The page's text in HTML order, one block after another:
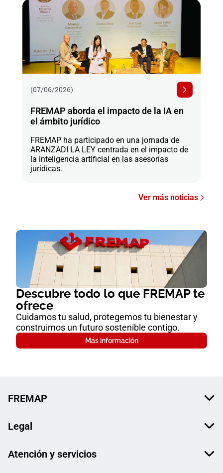
(07/06/2026)
FREMAP aborda el impacto de la IA en
el ámbito jurídico
FREMAP ha participado en una jornada de
ARANZADI LA LEY centrada en el impacto de
la inteligencia artificial en las asesorías
jurídicas.
Ver más noticias
Descubre todo lo que FREMAP te
ofrece
Cuidamos tu salud, protegemos tu bienestar y
construimos un futuro sostenible contigo.
Más información
FREMAP
Legal
Atención y servicios